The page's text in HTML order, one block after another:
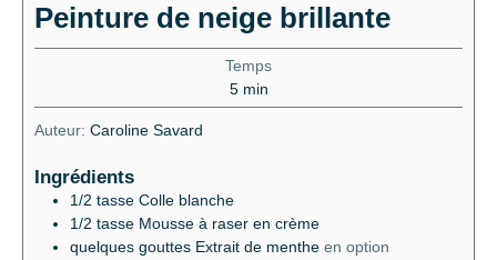
Peinture de neige brillante
Temps
5 min
Auteur: Caroline Savard
Ingrédients
1/2 tasse Colle blanche
1/2 tasse Mousse à raser en crème
quelques gouttes Extrait de menthe en option